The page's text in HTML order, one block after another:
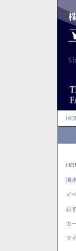
清
イ
お
カ
マ